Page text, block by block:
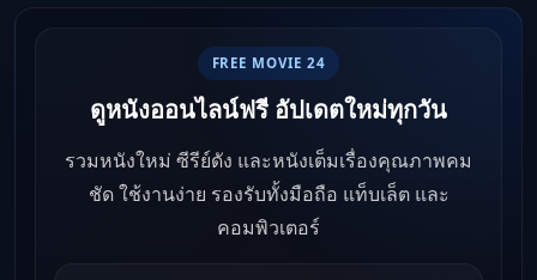
FREE MOVIE 24
ดูหนังออนไลน์ฟรี อัปเดตใหม่ทุกวัน
รวมหนังใหม่ ซีรีย์ดัง และหนังเต็มเรื่องคุณภาพคม
ชัด ใช้งานง่าย รองรับทั้งมือถือ แท็บเล็ต และ
คอมพิวเตอร์